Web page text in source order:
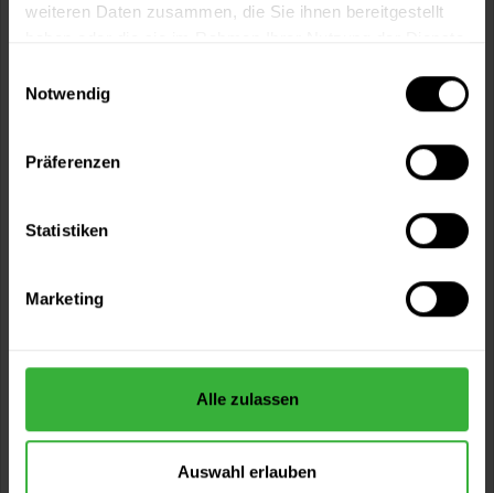
weiteren Daten zusammen, die Sie ihnen bereitgestellt
Notwendig
Präferenzen
Statistiken
Marketing
Alle zulassen
Auswahl erlauben
Merken Fragen zum Artikel?
Kostenloser Versand ab 60 EUR
Persönliche Beratung unter040 60 77 65 23